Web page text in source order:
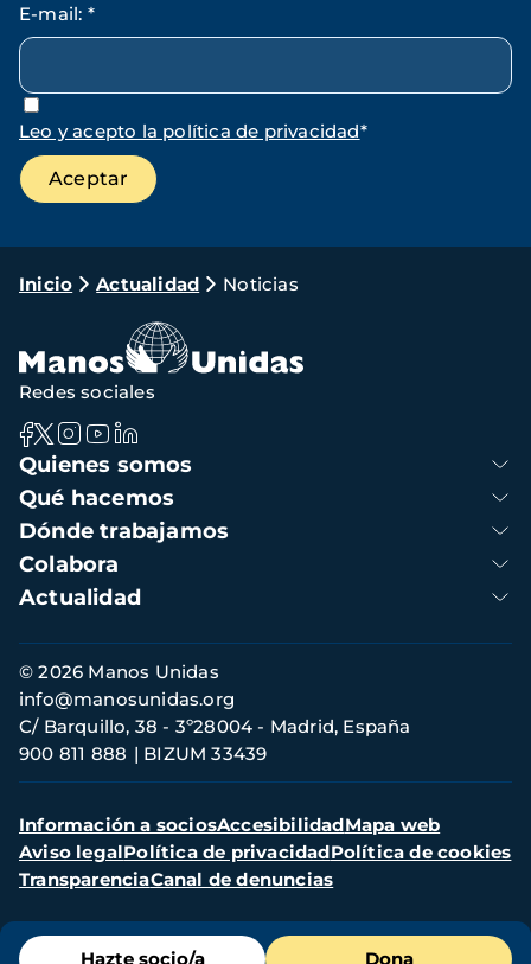
E-mail: *
Leo y acepto la política de privacidad*
Ruta
navegación
Inicio Actualidad Noticias
Menú
Hazte socio/a Dona
Navegación
principal
Quienes somos
Qué hacemos
Dónde trabajamos
Colabora
Actualidad
Redes sociales
Información
de
contacto
© 2026 Manos Unidas
C/ Barquillo, 38 - 3º28004 - Madrid, España
900 811 888
BIZUM 33439
info@manosunidas.org
Menú
secundario
Información a sociosAccesibilidadMapa web
Aviso legalPolítica de privacidadPolítica de cookies
TransparenciaCanal de denuncias